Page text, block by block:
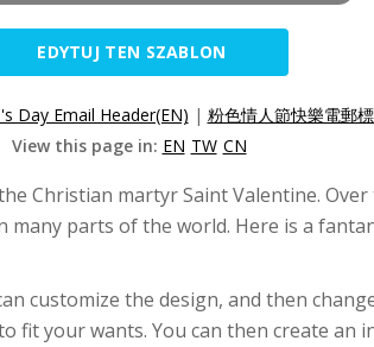
EDYTUJ TEN SZABLON
Day Email Header(EN) | 粉色情人節快樂電郵
View this page in: EN TW CN
Christian martyr Saint Valentine.
parts of the world. Here is a
customize the design, and then
fit your wants. You can then create an